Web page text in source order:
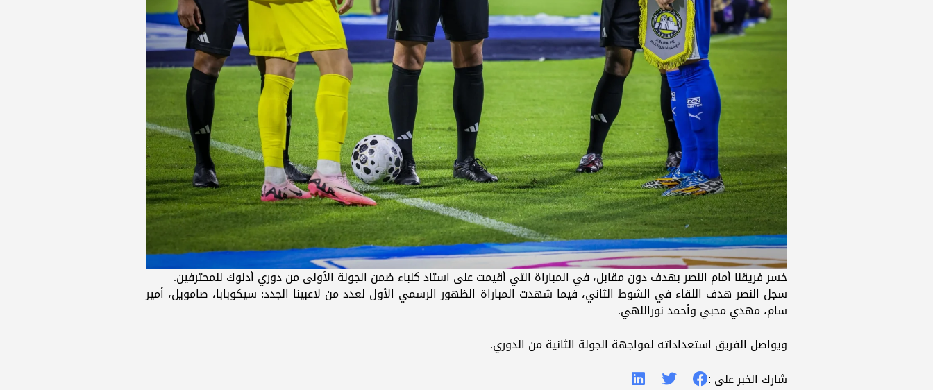
خسر فريقنا أمام النصر بهدف دون مقابل، في المباراة التي أقيمت على استاد كلباء ضمن الجولة الأولى من دوري أدنوك للمحترفين.
سجل النصر هدف اللقاء في الشوط الثاني، فيما شهدت المباراة الظهور الرسمي الأول لعدد من لاعبينا الجدد: سيكوبابا، صامويل، أمير
سام، مهدي محبي وأحمد نوراللهي.
ويواصل الفريق استعداداته لمواجهة الجولة الثانية من الدوري.
شارك الخبر على :